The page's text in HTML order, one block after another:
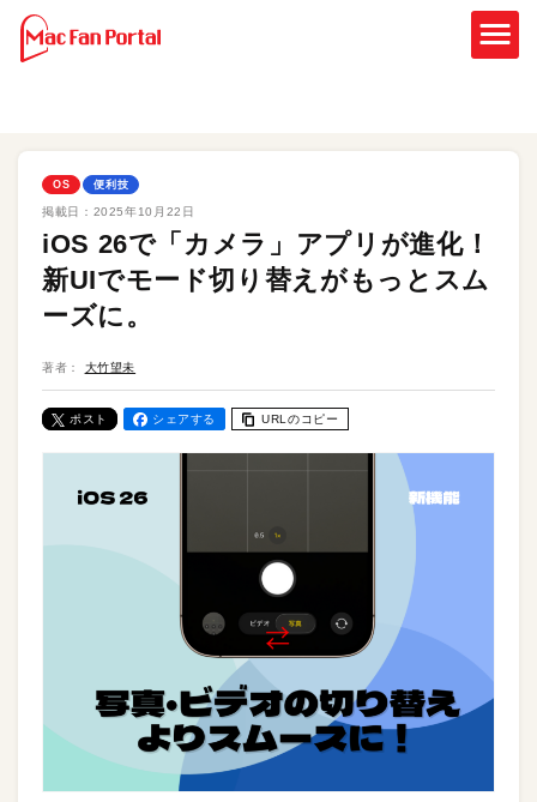
OS 便利技
掲載日： 2025年10月22日
iOS 26で「カメラ」アプリが進化！
新UIでモード切り替えがもっとスム
ーズに。
著者： 大竹望未
ポスト シェアする URLのコピー